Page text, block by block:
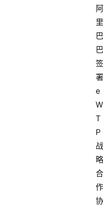
阿
里
巴
巴
签
署
e
W
T
P
战
略
合
作
协